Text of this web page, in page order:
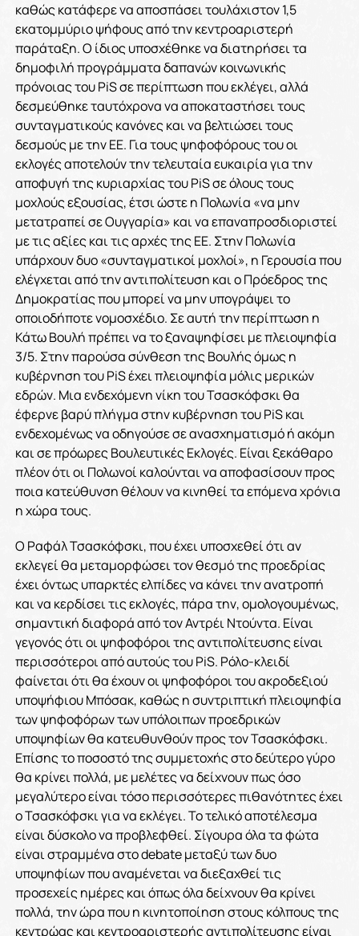
καθώς κατάφερε να αποσπάσει τουλάχιστον 1,5
εκατομμύριο ψήφους από την κεντροαριστερή
παράταξη. Ο ίδιος υποσχέθηκε να διατηρήσει τα
δημοφιλή προγράμματα δαπανών κοινωνικής
πρόνοιας του PiS σε περίπτωση που εκλέγει, αλλά
δεσμεύθηκε ταυτόχρονα να αποκαταστήσει τους
συνταγματικούς κανόνες και να βελτιώσει τους
δεσμούς με την ΕΕ. Για τους ψηφοφόρους του οι
εκλογές αποτελούν την τελευταία ευκαιρία για την
αποφυγή της κυριαρχίας του PiS σε όλους τους
μοχλούς εξουσίας, έτσι ώστε η Πολωνία «να μην
μετατραπεί σε Ουγγαρία» και να επαναπροσδιοριστεί
με τις αξίες και τις αρχές της ΕΕ. Στην Πολωνία
υπάρχουν δυο «συνταγματικοί μοχλοί», η Γερουσία που
ελέγχεται από την αντιπολίτευση και ο Πρόεδρος της
Δημοκρατίας που μπορεί να μην υπογράψει το
οποιοδήποτε νομοσχέδιο. Σε αυτή την περίπτωση η
Κάτω Βουλή πρέπει να το ξαναψηφίσει με πλειοψηφία
3/5. Στην παρούσα σύνθεση της Βουλής όμως η
κυβέρνηση του PiS έχει πλειοψηφία μόλις μερικών
εδρών. Μια ενδεχόμενη νίκη του Τσασκόφσκι θα
έφερνε βαρύ πλήγμα στην κυβέρνηση του PiS και
ενδεχομένως να οδηγούσε σε ανασχηματισμό ή ακόμη
και σε πρόωρες Βουλευτικές Εκλογές. Είναι ξεκάθαρο
πλέον ότι οι Πολωνοί καλούνται να αποφασίσουν προς
ποια κατεύθυνση θέλουν να κινηθεί τα επόμενα χρόνια
η χώρα τους.
Ο Ραφάλ Τσασκόφσκι, που έχει υποσχεθεί ότι αν
εκλεγεί θα μεταμορφώσει τον θεσμό της προεδρίας
έχει όντως υπαρκτές ελπίδες να κάνει την ανατροπή
και να κερδίσει τις εκλογές, πάρα την, ομολογουμένως,
σημαντική διαφορά από τον Αντρέι Ντούντα. Είναι
γεγονός ότι οι ψηφοφόροι της αντιπολίτευσης είναι
περισσότεροι από αυτούς του PiS. Ρόλο-κλειδί
φαίνεται ότι θα έχουν οι ψηφοφόροι του ακροδεξιού
υποψήφιου Μπόσακ, καθώς η συντριπτική πλειοψηφία
των ψηφοφόρων των υπόλοιπων προεδρικών
υποψηφίων θα κατευθυνθούν προς τον Τσασκόφσκι.
Επίσης το ποσοστό της συμμετοχής στο δεύτερο γύρο
θα κρίνει πολλά, με μελέτες να δείχνουν πως όσο
μεγαλύτερο είναι τόσο περισσότερες πιθανότητες έχει
ο Τσασκόφσκι για να εκλέγει. Το τελικό αποτέλεσμα
είναι δύσκολο να προβλεφθεί. Σίγουρα όλα τα φώτα
είναι στραμμένα στο debate μεταξύ των δυο
υποψηφίων που αναμένεται να διεξαχθεί τις
προσεχείς ημέρες και όπως όλα δείχνουν θα κρίνει
πολλά, την ώρα που η κινητοποίηση στους κόλπους της
κεντρώας και κεντροαριστερής αντιπολίτευσης είναι